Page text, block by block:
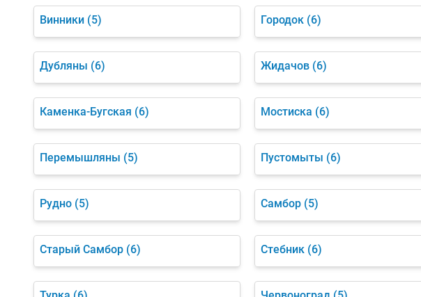
Винники (5) Городок (6)
Дубляны (6) Жидачов (6)
Каменка-Бугская (6) Мостиска (6)
Перемышляны (5) Пустомыты (6)
Рудно (5) Самбор (5)
Старый Самбор (6) Стебник (6)